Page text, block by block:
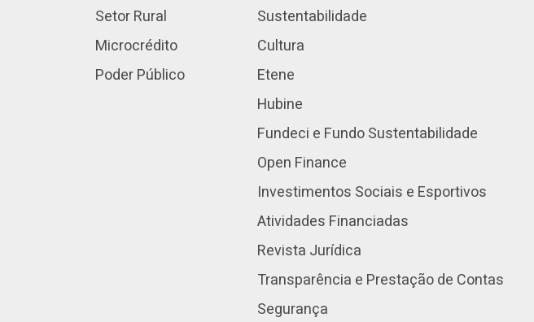
Setor Rural
Microcrédito
Poder Público
Sustentabilidade
Cultura
Etene
Hubine
Fundeci e Fundo Sustentabilidade
Open Finance
Investimentos Sociais e Esportivos
Atividades Financiadas
Revista Jurídica
Transparência e Prestação de Contas
Segurança